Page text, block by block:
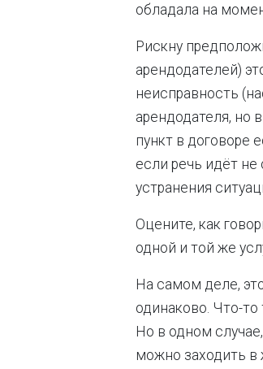
обладала на
Рискну
арендодателей)
неисправность
арендодателя, но
пункт в договоре
если речь идёт
устранения
Оцените, как
одной и той же
На самом деле,
одинаково. Что-то
Но в одном
можно заходить в